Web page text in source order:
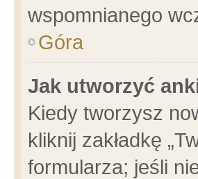
wspomnianego
Góra
Jak utworzyć
Kiedy tworzysz
kliknij zakładkę
formularza; jeśli